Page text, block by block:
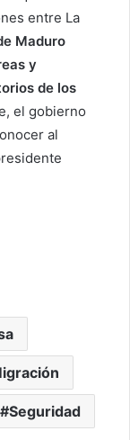
entre La
Maduro
y
de los
el gobierno
al
Seguridad